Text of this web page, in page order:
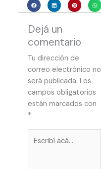
Dejá un
comentario
Tu dirección de
correo electrónico no
será publicada. Los
campos obligatorios
están marcados con
*